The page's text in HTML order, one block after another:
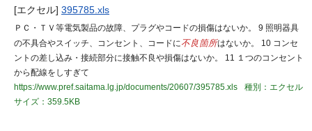
[エクセル] 395785.xls
ＰＣ・ＴＶ等電気製品の故障、プラグやコードの損傷はないか。 9 照明器具
の不具合やスイッチ、コンセント、コードに不良箇所はないか。 10 コンセ
ントの差し込み・接続部分に接触不良や損傷はないか。 11 １つのコンセント
から配線をしすぎて
https://www.pref.saitama.lg.jp/documents/20607/395785.xls
種別：エクセル
サイズ：359.5KB